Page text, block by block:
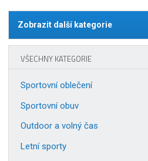
t
Zobrazit další kategorie
VŠECHNY KATEGORIE
Sportovní oblečení
Sportovní obuv
Outdoor a volný čas
Letní sporty